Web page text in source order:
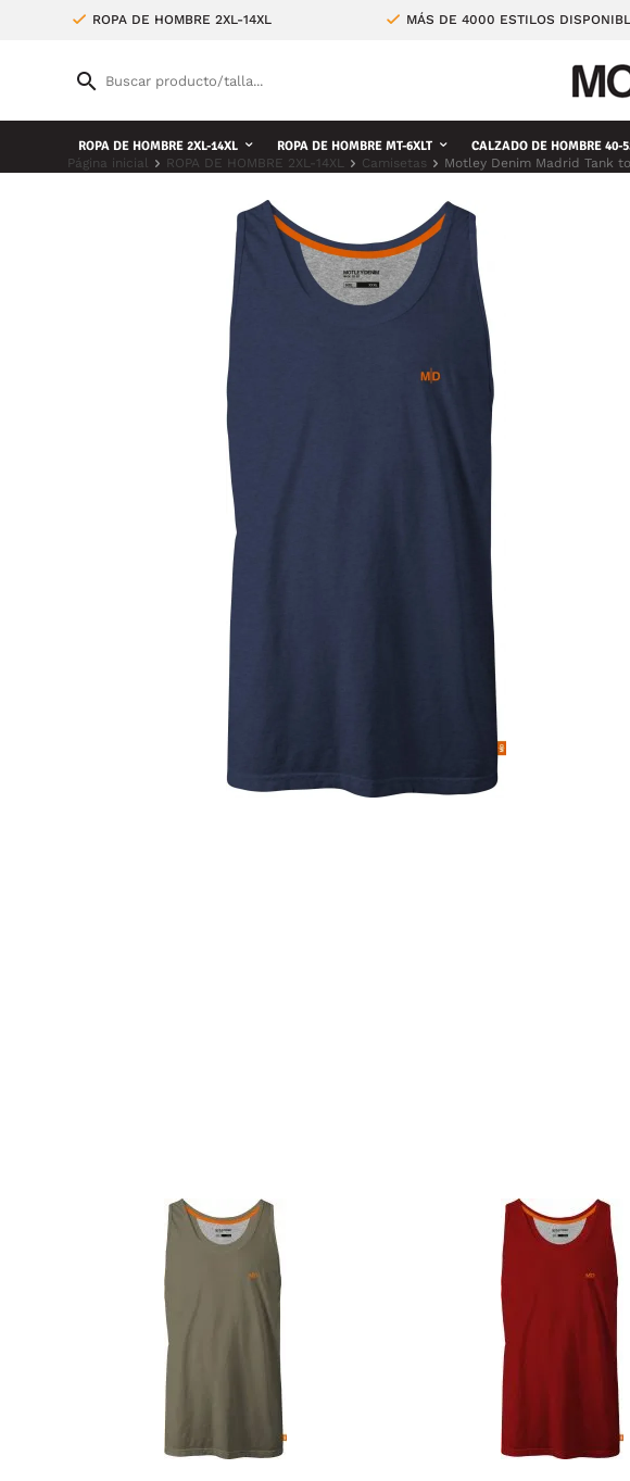
ROPA DE HOMBRE 2XL-14XL MÁS DE 4000 ESTILOS
ROPA DE HOMBRE 2XL-14XL ROPA DE HOMBRE MT-6XLT CALZADO DE HOMBRE 40-
Página inicial ROPA DE HOMBRE 2XL-14XL Camisetas Motley Denim Madrid Tank